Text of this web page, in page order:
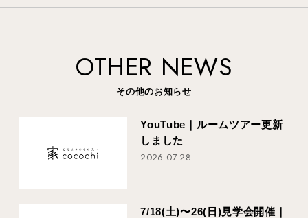
OTHER NEWS
その他のお知らせ
YouTube｜ルームツアー更新
しました
2026.07.28
7/18(土)〜26(日)見学会開催｜